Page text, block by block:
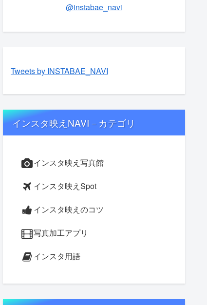
@instabae_navi
Tweets by INSTABAE_NAVI
インスタ映えNAVI－カテゴリ
インスタ映え写真館
インスタ映えSpot
インスタ映えのコツ
写真加工アプリ
インスタ用語